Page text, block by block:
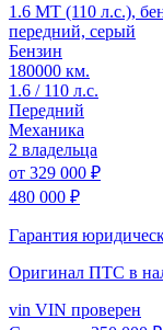
1.6 MT (110 л.с.),
передний, серый
Бензин
180000 км.
1.6 / 110 л.с.
Передний
Механика
2 владельца
от 329 000 ₽
480 000 ₽
Гарантия
Оригинал ПТС в
vin VIN проверен